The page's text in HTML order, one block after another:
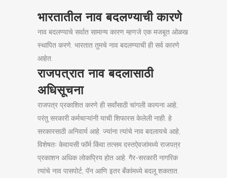
भारतातील नाव बदलण्याची कारणे
नाव बदलण्याचे सर्वात सामान्य कारण म्हणजे एक मजबूत ओळख
स्थापित करणे. भारतात तुमचे नाव बदलण्याची ही सर्व कारणे
आहेत.
राजपत्रात नाव बदलासाठी
अधिसूचना
राजपत्र प्रकाशित करणे ही सर्वांसाठी चांगली कल्पना आहे,
परंतु सरकारी कर्मचाऱ्यांनी याची शिफारस केलेली नाही. हे
सरकारसाठी अनिवार्य आहे. ज्यांना त्यांचे नाव बदलायचे आहे,
विशेषतः केवायसी फॉर्म किंवा तत्सम दस्तऐवजांमध्ये राजपत्र
प्रकाशन अधिक लोकप्रिय होत आहे. गैर-सरकारी नागरिक
त्यांचे नाव पासपोर्ट, पॅन आणि इतर बँकांमध्ये बदलू शकतात.